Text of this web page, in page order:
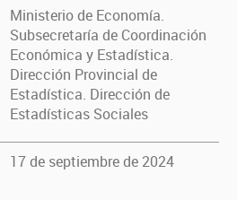
Ministerio de Economía.
Subsecretaría de Coordinación
Económica y Estadística.
Dirección Provincial de
Estadística. Dirección de
Estadísticas Sociales
17 de septiembre de 2024